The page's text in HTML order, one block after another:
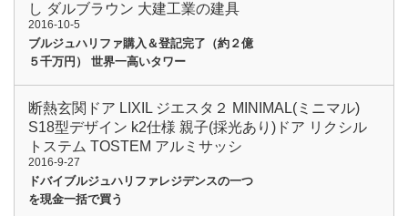
し ダルブラウン 大建工業の建具
2016-10-5
ブルジュハリファ購入＆登記完了（約２億
５千万円） 世界一高いタワー
断熱玄関ドア LIXIL ジエスタ２ MINIMAL(ミニマル)
S18型デザイン k2仕様 親子(採光あり)ドア リクシル
トステム TOSTEM アルミサッシ
2016-9-27
ドバイブルジュハリファレジデンスの一つ
を現金一括で買う